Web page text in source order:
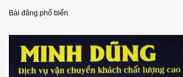
é
Bài đăng phổ biến